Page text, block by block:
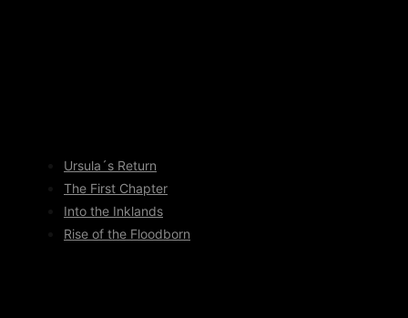
Ursula´s Return
The First Chapter
Into the Inklands
Rise of the Floodborn